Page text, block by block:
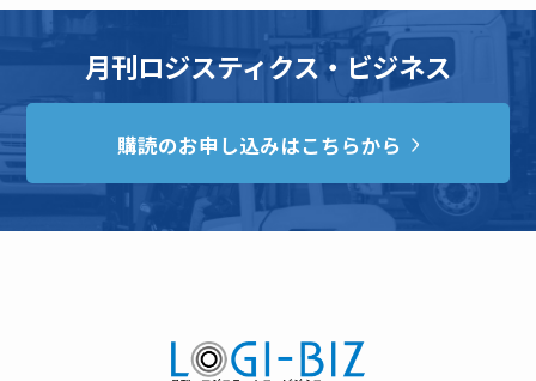
月刊ロジスティクス・ビジネス
購読のお申し込みはこちらから